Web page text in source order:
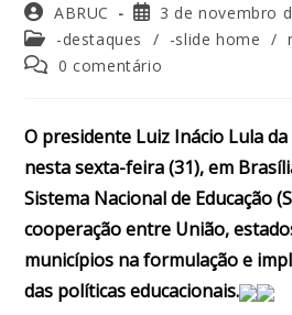
ABRUC
3 de novembro
-destaques
/ -slide home /
0 comentário
O presidente Luiz Inácio Lula
nesta sexta-feira (31), em
Sistema Nacional de Educação
cooperação entre União,
municípios na formulação e
das políticas educacionais.